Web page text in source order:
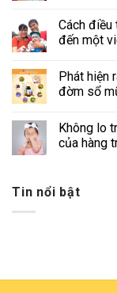
Cách điều
đến một
Phát hiện
đờm sổ
Không lo
của hàng
Tin nổi bật